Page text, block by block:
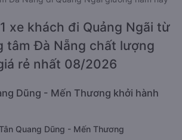
xe khách đi Quảng Ngãi từ
tâm Đà Nẵng chất lượng
rẻ nhất 08/2026
Dũng - Mến Thương khởi hành
Quang Dũng - Mến Thương